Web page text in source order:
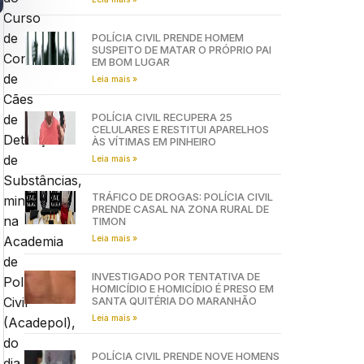
Curso
de
Condutores
de
Cães
de
Detecção
de
Substâncias,
ministrado
na
Academia
de
Polícia
Civil
(Acadepol),
do
POLÍCIA CIVIL PRENDE HOMEM
SUSPEITO DE MATAR O PRÓPRIO PAI
EM BOM LUGAR
Leia mais »
POLÍCIA CIVIL RECUPERA 25
CELULARES E RESTITUI APARELHOS
ÀS VÍTIMAS EM PINHEIRO
Leia mais »
TRÁFICO DE DROGAS: POLÍCIA CIVIL
PRENDE CASAL NA ZONA RURAL DE
TIMON
Leia mais »
INVESTIGADO POR TENTATIVA DE
HOMICÍDIO E HOMICÍDIO É PRESO EM
SANTA QUITÉRIA DO MARANHÃO
Leia mais »
POLÍCIA CIVIL PRENDE NOVE HOMENS